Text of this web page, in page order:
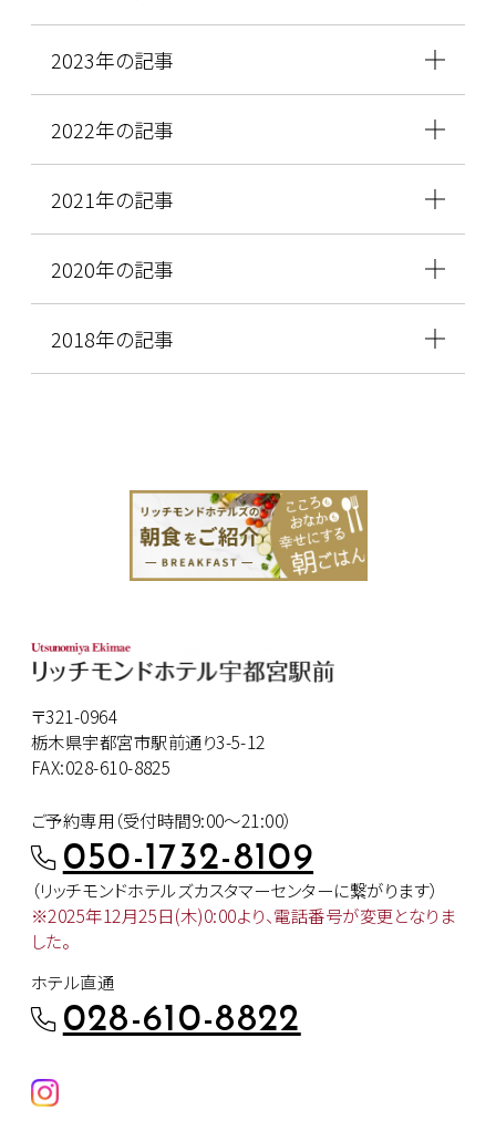
2023年の記事
2022年の記事
2021年の記事
2020年の記事
2018年の記事
〒321-0964
栃木県宇都宮市駅前通り3-5-12
FAX:028-610-8825
ご予約専用（受付時間9:00～21:00）
050-1732-8109
（リッチモンドホテルズカスタマーセンターに繋がります）
※2025年12月25日(木)0:00より、電話番号が変更となりま
した。
ホテル直通
028-610-8822